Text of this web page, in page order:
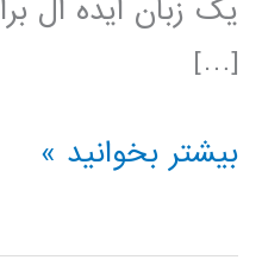
یک زبان ایده ال
[…]
فیلم
فارسی
بیشتر بخوانید »